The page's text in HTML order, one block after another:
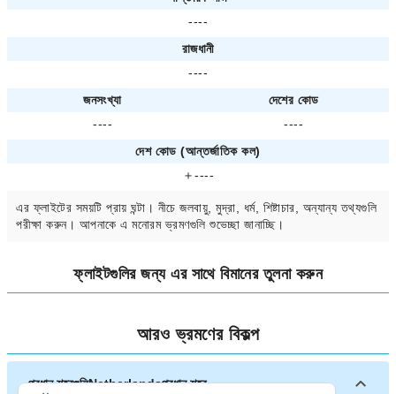
----
রাজধানী
----
জনসংখ্যা
দেশের কোড
----
----
দেশ কোড (আন্তর্জাতিক কল)
＋----
এর ফ্লাইটের সময়টি প্রায় ঘন্টা। নীচে জলবায়ু, মুদ্রা, ধর্ম, শিষ্টাচার, অন্যান্য তথ্যগুলি
পরীক্ষা করুন। আপনাকে এ মনোরম ভ্রমণগুলি শুভেচ্ছা জানাচ্ছি।
ফ্লাইটগুলির জন্য এর সাথে বিমানের তুলনা করুন
আরও ভ্রমণের বিকল্প
প্রধান শহরগুলিNetherlandsপ্রধান শহর